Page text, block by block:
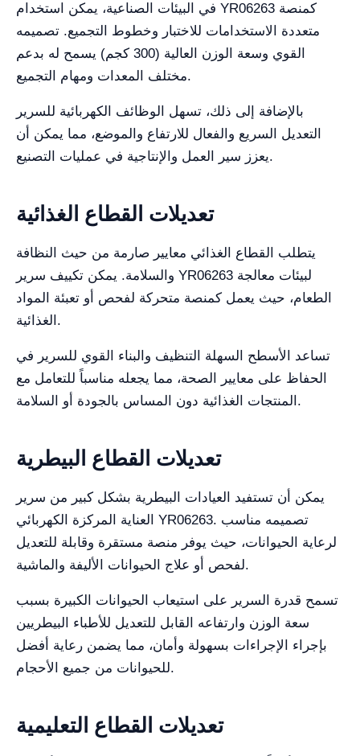
في البيئات الصناعية، يمكن استخدام YR06263 كمنصة
متعددة الاستخدامات للاختبار وخطوط التجميع. تصميمه
القوي وسعة الوزن العالية (300 كجم) يسمح له بدعم
مختلف المعدات ومهام التجميع.
بالإضافة إلى ذلك، تسهل الوظائف الكهربائية للسرير
التعديل السريع والفعال للارتفاع والموضع، مما يمكن أن
يعزز سير العمل والإنتاجية في عمليات التصنيع.
تعديلات القطاع الغذائية
يتطلب القطاع الغذائي معايير صارمة من حيث النظافة
والسلامة. يمكن تكييف سرير YR06263 لبيئات معالجة
الطعام، حيث يعمل كمنصة متحركة لفحص أو تعبئة المواد
الغذائية.
تساعد الأسطح السهلة التنظيف والبناء القوي للسرير في
الحفاظ على معايير الصحة، مما يجعله مناسباً للتعامل مع
المنتجات الغذائية دون المساس بالجودة أو السلامة.
تعديلات القطاع البيطرية
يمكن أن تستفيد العيادات البيطرية بشكل كبير من سرير
العناية المركزة الكهربائي YR06263. تصميمه مناسب
لرعاية الحيوانات، حيث يوفر منصة مستقرة وقابلة للتعديل
لفحص أو علاج الحيوانات الأليفة والماشية.
تسمح قدرة السرير على استيعاب الحيوانات الكبيرة بسبب
سعة الوزن وارتفاعه القابل للتعديل للأطباء البيطريين
بإجراء الإجراءات بسهولة وأمان، مما يضمن رعاية أفضل
للحيوانات من جميع الأحجام.
تعديلات القطاع التعليمية